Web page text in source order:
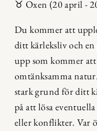
♉️ Oxen (20 april -
Du kommer att
ditt kärleksliv och
upp som kommer
omtänksamma
stark grund för ditt
på att lösa
eller konflikter. Var